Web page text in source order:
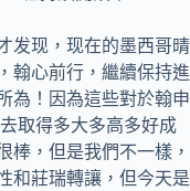
发现，现在的墨西哥晴
翰心前行，繼續保持進
為！因為這些對於翰申
取得多大多高多好成
棒，但是我們不一樣，
和莊瑞轉讓，但今天是